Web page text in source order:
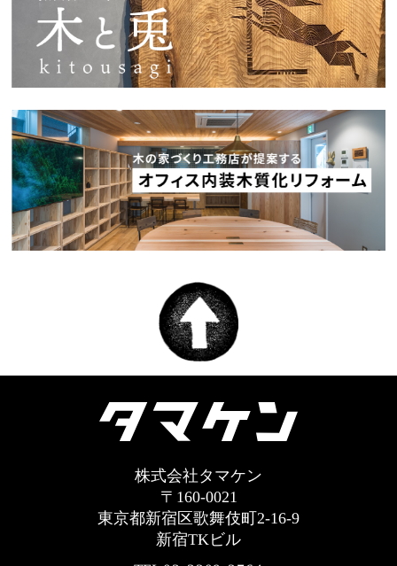
株式会社タマケン
〒160-0021
東京都新宿区歌舞伎町2-16-9
新宿TKビル